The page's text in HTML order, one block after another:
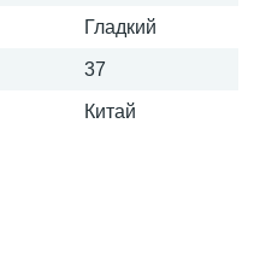
Гладкий
37
Китай